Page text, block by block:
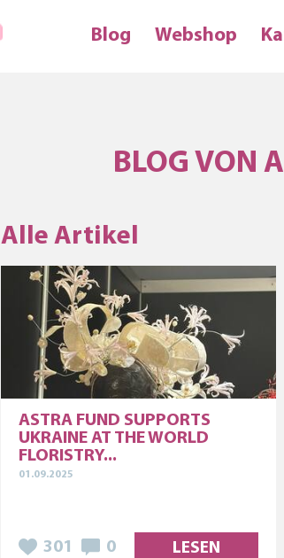
Blog Webshop
BLOG VON
Alle Artikel
ASTRA FUND SUPPORTS
UKRAINE AT THE WORLD
FLORISTRY...
01.09.2025
301 0 LESEN